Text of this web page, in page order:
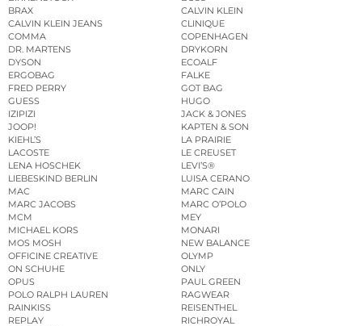
BRAX
CALVIN KLEIN
CALVIN KLEIN JEANS
CLINIQUE
COMMA
COPENHAGEN
DR. MARTENS
DRYKORN
DYSON
ECOALF
ERGOBAG
FALKE
FRED PERRY
GOT BAG
GUESS
HUGO
IZIPIZI
JACK & JONES
JOOP!
KAPTEN & SON
KIEHL’S
LA PRAIRIE
LACOSTE
LE CREUSET
LENA HOSCHEK
LEVI’S®
LIEBESKIND BERLIN
LUISA CERANO
MAC
MARC CAIN
MARC JACOBS
MARC O’POLO
MCM
MEY
MICHAEL KORS
MONARI
MOS MOSH
NEW BALANCE
OFFICINE CREATIVE
OLYMP
ON SCHUHE
ONLY
OPUS
PAUL GREEN
POLO RALPH LAUREN
RAGWEAR
RAINKISS
REISENTHEL
REPLAY
RICHROYAL